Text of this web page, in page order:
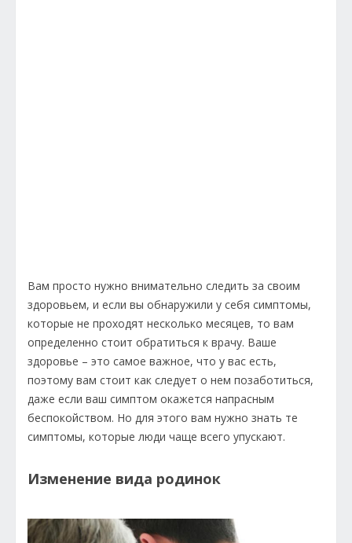
Вам просто нужно внимательно следить за своим
здоровьем, и если вы обнаружили у себя симптомы,
которые не проходят несколько месяцев, то вам
определенно стоит обратиться к врачу. Ваше
здоровье – это самое важное, что у вас есть,
поэтому вам стоит как следует о нем позаботиться,
даже если ваш симптом окажется напрасным
беспокойством. Но для этого вам нужно знать те
симптомы, которые люди чаще всего упускают.
Изменение вида родинок